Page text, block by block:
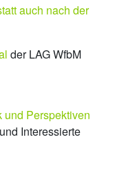
auch nach der
der LAG WfbM
Perspektiven
Interessierte